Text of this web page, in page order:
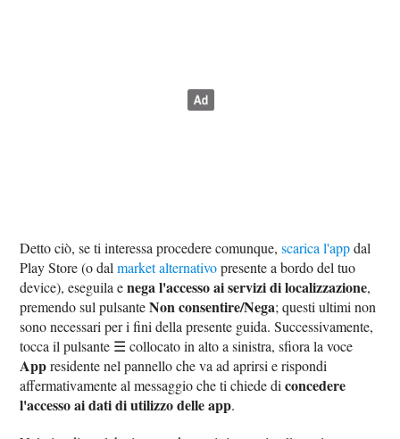
Detto ciò, se ti interessa procedere comunque,scarica l'appdal
Play Store (o dalmarket alternativopresente a bordo del tuo
device), eseguila enega l'accesso ai servizi di localizzazione,
premendo sul pulsanteNon consentire/Nega; questi ultimi non
sono necessari per i fini della presente guida. Successivamente,
tocca il pulsante ☰ collocato in alto a sinistra, sfiora la voce
Appresidente nel pannello che va ad aprirsi e rispondi
affermativamente al messaggio che ti chiede diconcedere
l'accesso ai dati di utilizzo delle app.